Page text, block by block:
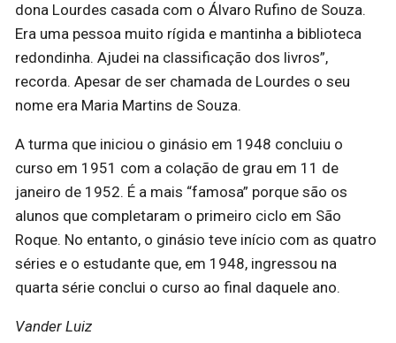
dona Lourdes casada com o Álvaro Rufino de Souza.
Era uma pessoa muito rígida e mantinha a biblioteca
redondinha. Ajudei na classificação dos livros”,
recorda. Apesar de ser chamada de Lourdes o seu
nome era Maria Martins de Souza.
A turma que iniciou o ginásio em 1948 concluiu o
curso em 1951 com a colação de grau em 11 de
janeiro de 1952. É a mais “famosa” porque são os
alunos que completaram o primeiro ciclo em São
Roque. No entanto, o ginásio teve início com as quatro
séries e o estudante que, em 1948, ingressou na
quarta série conclui o curso ao final daquele ano.
Vander Luiz